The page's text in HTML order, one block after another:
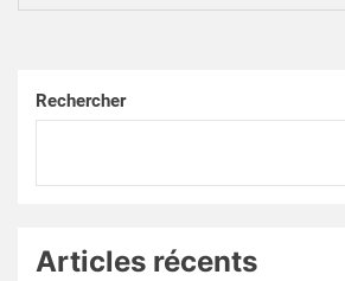
Rechercher
Articles récents